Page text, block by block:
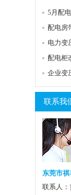
配电房
电力变
配电柜
企业变
联系我
东莞市祺
联系人：